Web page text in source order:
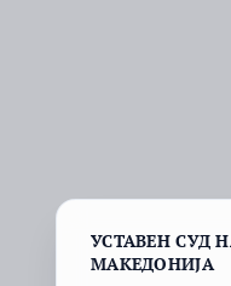
УСТАВЕН СУД
МАКЕДОНИЈА